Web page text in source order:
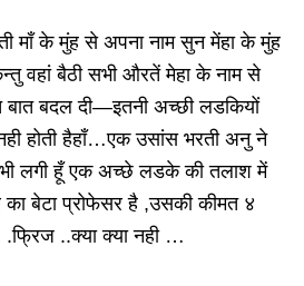
माँ के मुंह से अपना नाम सुन मेंहा के मुंह
वहां बैठी सभी औरतें मेहा के नाम से
बात बदल दी—इतनी अच्छी लडकियों
होती हैहाँ…एक उसांस भरती अनु ने
लगी हूँ एक अच्छे लडके की तलाश में
का बेटा प्रोफेसर है ,उसकी कीमत ४
..क्या क्या नही …